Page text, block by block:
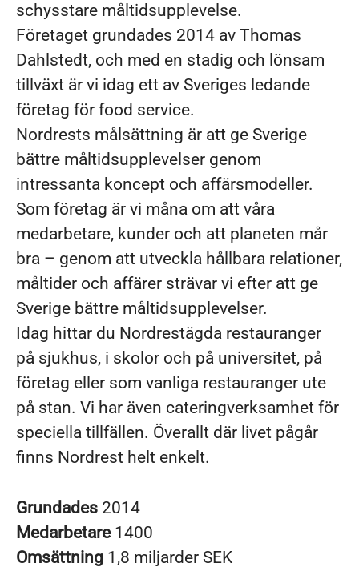
schysstare måltidsupplevelse.
Företaget grundades 2014 av Thomas
Dahlstedt, och med en stadig och lönsam
tillväxt är vi idag ett av Sveriges ledande
företag för food service.
Nordrests målsättning är att ge Sverige
bättre måltidsupplevelser genom
intressanta koncept och affärsmodeller.
Som företag är vi måna om att våra
medarbetare, kunder och att planeten mår
bra – genom att utveckla hållbara relationer,
måltider och affärer strävar vi efter att ge
Sverige bättre måltidsupplevelser.
Idag hittar du Nordrestägda restauranger
på sjukhus, i skolor och på universitet, på
företag eller som vanliga restauranger ute
på stan. Vi har även cateringverksamhet för
speciella tillfällen. Överallt där livet pågår
finns Nordrest helt enkelt.
Grundades 2014
Medarbetare 1400
Omsättning 1,8 miljarder SEK